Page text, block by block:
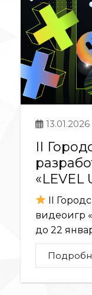
13.01.2026
II
«LEVEL
II
видеоигр
до 22